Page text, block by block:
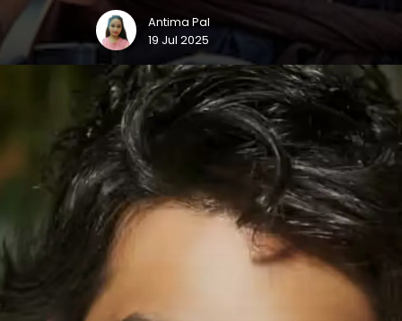
Antima Pal
19 Jul 2025